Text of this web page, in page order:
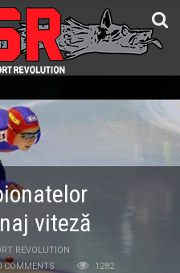
viteză
REVOLUTION
COMMENTS 1282